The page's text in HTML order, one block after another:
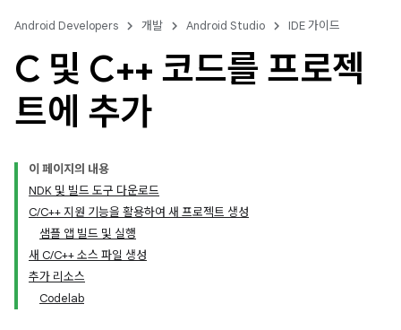
Android Developers 개발 Android Studio IDE 가이드
C 및 C++ 코드를 프로젝
트에 추가
이 페이지의 내용
NDK 및 빌드 도구 다운로드
C/C++ 지원 기능을 활용하여 새 프로젝트 생성
샘플 앱 빌드 및 실행
새 C/C++ 소스 파일 생성
추가 리소스
Codelab